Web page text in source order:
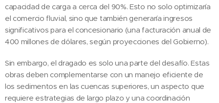
capacidad de carga a cerca del 90%. Esto no solo optimizaría
el comercio fluvial, sino que también generaría ingresos
significativos para el concesionario (una facturación anual de
400 millones de dólares, según proyecciones del Gobierno).
Sin embargo, el dragado es solo una parte del desafío. Estas
obras deben complementarse con un manejo eficiente de
los sedimentos en las cuencas superiores, un aspecto que
requiere estrategias de largo plazo y una coordinación